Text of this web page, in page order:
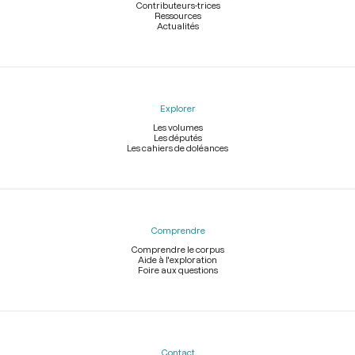
Contributeurs-trices
Ressources
Actualités
Explorer
Les volumes
Les députés
Les cahiers de doléances
Comprendre
Comprendre le corpus
Aide à l'exploration
Foire aux questions
Contact